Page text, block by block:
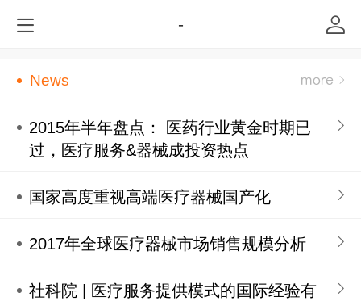
-
News
2015年半年盘点： 医药行业黄金时期已
过，医疗服务&器械成投资热点
国家高度重视高端医疗器械国产化
2017年全球医疗器械市场销售规模分析
社科院 | 医疗服务提供模式的国际经验有